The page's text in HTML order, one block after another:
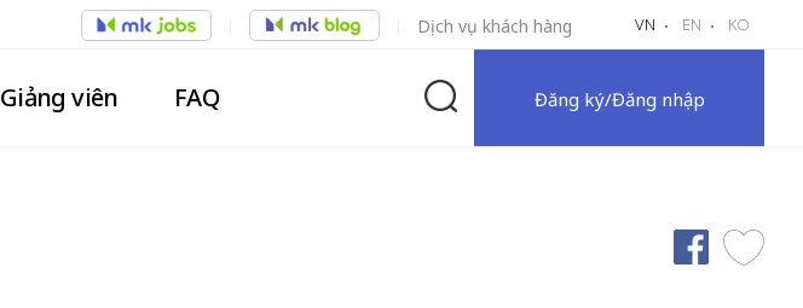
Dịch vụ khách hàng VN EN KO
Giảng viên FAQ Đăng ký/Đăng nhập